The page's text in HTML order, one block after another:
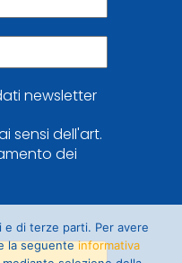
newsletter
sensi dell'art.
dei
di terze parti. Per avere
la seguenteinformativa